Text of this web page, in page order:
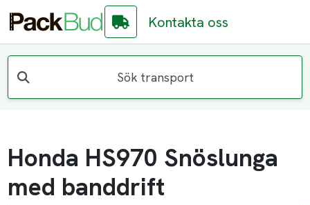
Kontakta oss
Sök transport
Honda HS970 Snöslunga
med banddrift